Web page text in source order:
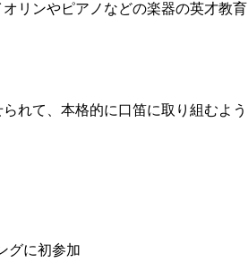
リンやピアノなどの楽器の英才教育
れて、本格的に口笛に取り組むよう
グに初参加